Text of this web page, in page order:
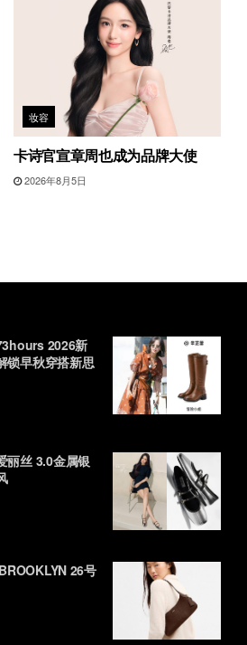
妆容
卡诗官宣章周也成为品牌大使
2026年8月5日
2026新
锁早秋穿搭新思
丽丝 3.0金属银
26号